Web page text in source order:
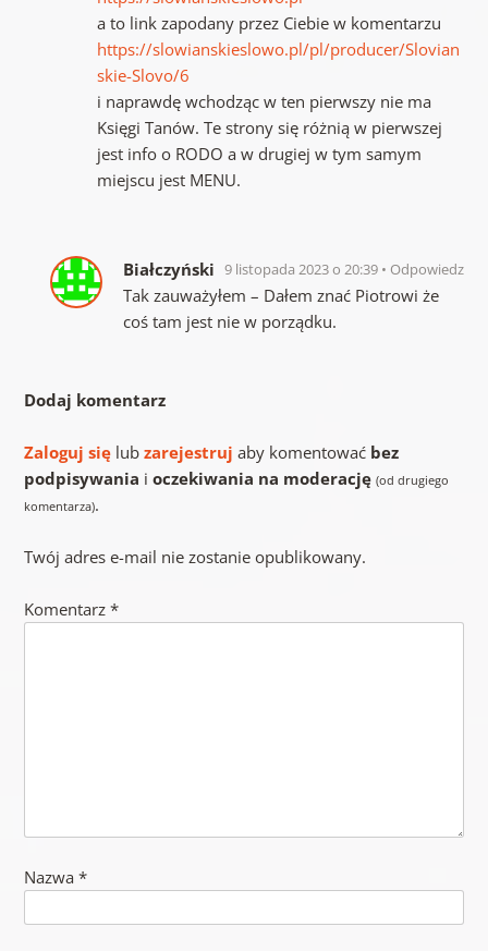
a to link zapodany przez Ciebie w komentarzu
https://slowianskieslowo.pl/pl/producer/Slovian
skie-Slovo/6
i naprawdę wchodząc w ten pierwszy nie ma
Księgi Tanów. Te strony się różnią w pierwszej
jest info o RODO a w drugiej w tym samym
miejscu jest MENU.
Białczyński 9 listopada 2023 o 20:39 Odpowiedz
Tak zauważyłem – Dałem znać Piotrowi że
coś tam jest nie w porządku.
Dodaj komentarz
Zaloguj sięlub zarejestruj aby komentować bez
podpisywania i oczekiwania na moderację (od drugiego
komentarza).
Twój adres e-mail nie zostanie opublikowany.
Komentarz *
Nazwa *